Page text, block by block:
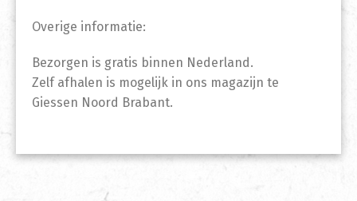
Overige informatie:
Bezorgen is gratis binnen Nederland.
Zelf afhalen is mogelijk in ons magazijn te
Giessen Noord Brabant.